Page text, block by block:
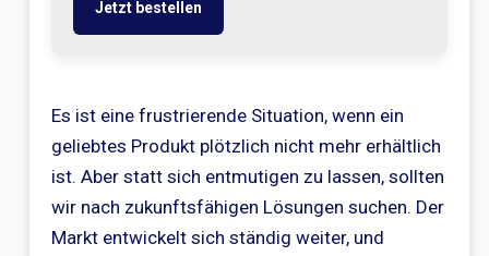
Jetzt bestellen
Es ist eine frustrierende Situation, wenn ein
geliebtes Produkt plötzlich nicht mehr erhältlich
ist. Aber statt sich entmutigen zu lassen, sollten
wir nach zukunftsfähigen Lösungen suchen. Der
Markt entwickelt sich ständig weiter, und